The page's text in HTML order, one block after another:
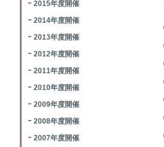
2015年度開催
2014年度開催
2013年度開催
2012年度開催
2011年度開催
2010年度開催
2009年度開催
2008年度開催
2007年度開催